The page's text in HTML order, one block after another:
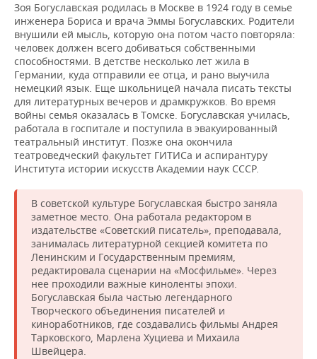
Зоя Богуславская родилась в Москве в 1924 году в семье
инженера Бориса и врача Эммы Богуславских. Родители
внушили ей мысль, которую она потом часто повторяла:
человек должен всего добиваться собственными
способностями. В детстве несколько лет жила в
Германии, куда отправили ее отца, и рано выучила
немецкий язык. Еще школьницей начала писать тексты
для литературных вечеров и драмкружков. Во время
войны семья оказалась в Томске. Богуславская училась,
работала в госпитале и поступила в эвакуированный
театральный институт. Позже она окончила
театроведческий факультет ГИТИСа и аспирантуру
Института истории искусств Академии наук СССР.
В советской культуре Богуславская быстро заняла
заметное место. Она работала редактором в
издательстве «Советский писатель», преподавала,
занималась литературной секцией комитета по
Ленинским и Государственным премиям,
редактировала сценарии на «Мосфильме». Через
нее проходили важные киноленты эпохи.
Богуславская была частью легендарного
Творческого объединения писателей и
киноработников, где создавались фильмы Андрея
Тарковского, Марлена Хуциева и Михаила
Швейцера.